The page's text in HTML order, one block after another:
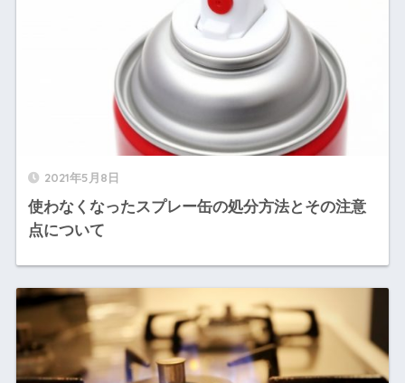
2021年5月8日
使わなくなったスプレー缶の処分方法とその注意
点について